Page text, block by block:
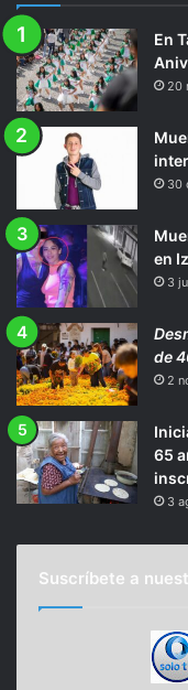
En
20
30
en
3
de
2
65
3
Suscríbete a